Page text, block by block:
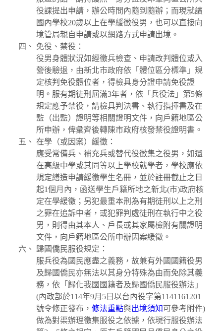
役課提出申請，辦公時間內隨到隨辦；而現就讀
國內學校20歲以上在學緩徵役男，也可以直接向
境管局親自申請或以網路方式申請出境。
免役、禁役：
役男身體狀況如經徵兵檢查、申請改判體位或入
營後驗退，由新北市政府依「體位區分標準」規
定核判免役體位者，得檢具身分證申請免役證
明。服有期徒刑屆滿3年者，依「兵役法」第5條
規定應予禁役，請檢具判決書、執行指揮書及在
監（出監）證明等相關證明文件，向戶籍地區公
所申辦，俾彙齊後轉陳市政府核發禁役證明書。
在學（或因案）緩徵：
應受常備兵、補充兵或替代役徵集之役男，如還
在高級中學或其同等以上學校就學者，學校應依
規定繕造申請緩徵學生名冊，並於註冊截止之日
起1個月內，函送學生戶籍所地之新北(市)政府核
定在學緩徵；另犯最重本刑為有期徒刑以上之刑
之罪在追訴中者，或犯罪判處徒刑在執行中之役
男，則得由其本人、戶長或其家屬檢附有關證明
文件，向戶籍地區公所申辦因案緩徵。
歸國僑民服役規定：
服兵役為國民應盡之義務，故兼有外國國籍役男
及歸國僑民亦無法以其身分特殊為由而免除其義
務，依「歸化我國國籍者及歸國僑民服役辦法」
(內政部於114年9月5日以台內役字第1141161201
號令修正發布， 修法重點與出境須知可參考附件)
做為對渠辦理徵集服役之依據，依現行服役辦法